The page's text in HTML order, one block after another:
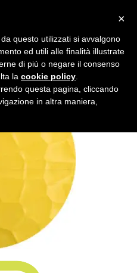
×
questo utilizzati si avvalgono
ed utili alle finalità illustrate
di più o negare il consenso
la cookie policy
questa pagina, cliccando
in altra maniera,